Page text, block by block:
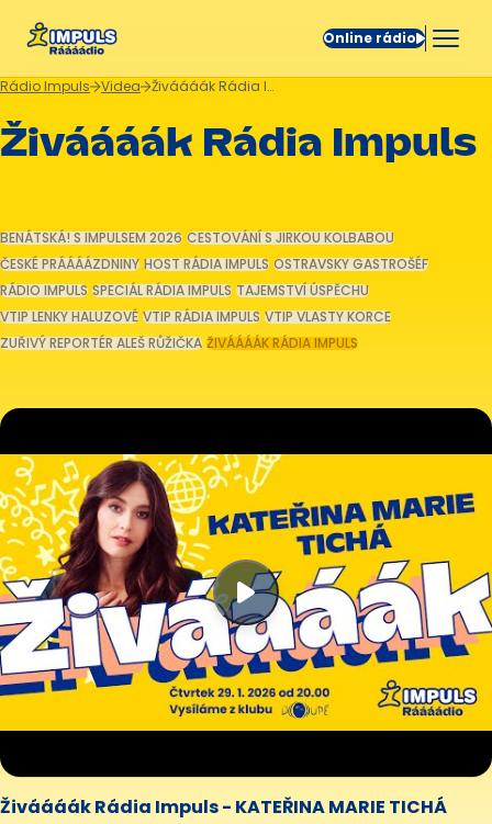
Online rádio
Rádio Impuls Videa Živáááák Rádia Impuls
Živáááák Rádia Impuls
BENÁTSKÁ! S IMPULSEM 2026 CESTOVÁNÍ S JIRKOU KOLBABOU
ČESKÉ PRÁÁÁÁZDNINY HOST RÁDIA IMPULS OSTRAVSKY GASTROŠÉF
RÁDIO IMPULS SPECIÁL RÁDIA IMPULS TAJEMSTVÍ ÚSPĚCHU
VTIP LENKY HALUZOVÉ VTIP RÁDIA IMPULS VTIP VLASTY KORCE
ZUŘIVÝ REPORTÉR ALEŠ RŮŽIČKA ŽIVÁÁÁÁK RÁDIA IMPULS
Živáááák Rádia Impuls - KATEŘINA MARIE TICHÁ